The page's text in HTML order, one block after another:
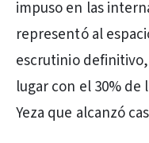
impuso en las
representó al
escrutinio
lugar con el 30%
Yeza que alcanzó